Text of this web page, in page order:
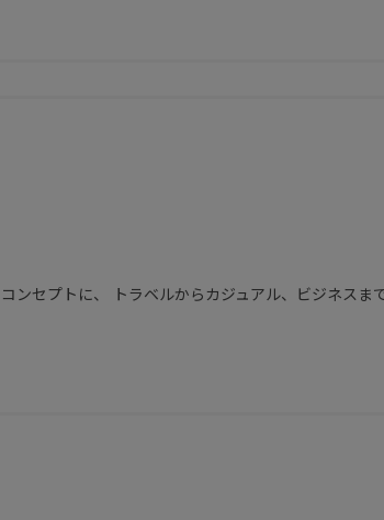
セプトに、 トラベルからカジュアル、ビジネスま